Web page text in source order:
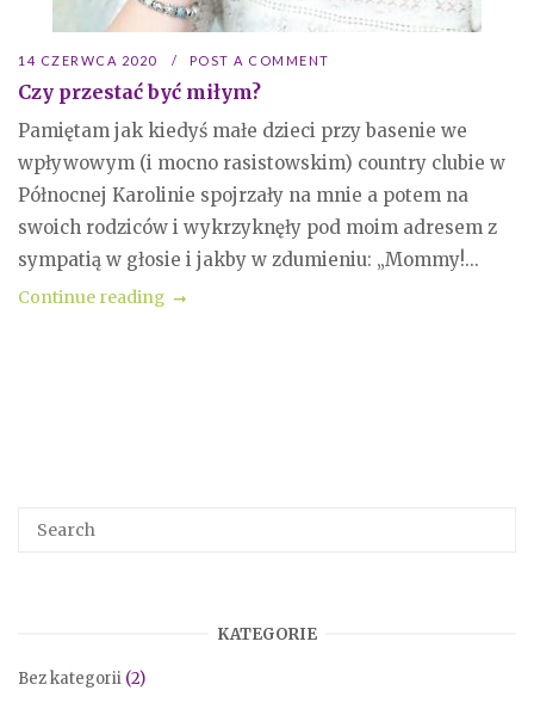
14 CZERWCA 2020 POST A COMMENT
Czy przestać być miłym?
Pamiętam jak kiedyś małe dzieci przy basenie we
wpływowym (i mocno rasistowskim) country clubie w
Północnej Karolinie spojrzały na mnie a potem na
swoich rodziców i wykrzyknęły pod moim adresem z
sympatią w głosie i jakby w zdumieniu: „Mommy!...
Continue reading
KATEGORIE
Bez kategorii (2)